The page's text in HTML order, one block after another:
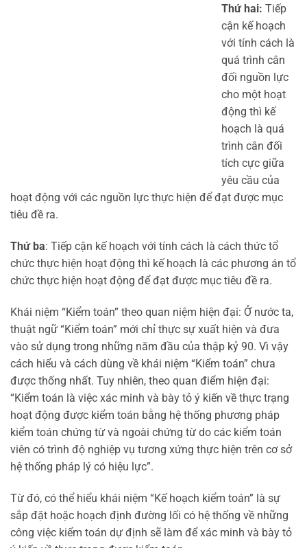
Thứ hai: Tiếp
cận kế hoạch
với tính cách là
quá trình cân
đối nguồn lực
cho một hoạt
động thì kế
hoạch là quá
trình cân đối
tích cực giữa
yêu cầu của
hoạt động với các nguồn lực thực hiện để đạt được mục
tiêu đề ra.
Thứ ba: Tiếp cận kế hoạch với tính cách là cách thức tổ
chức thực hiện hoạt động thì kế hoạch là các phương án tổ
chức thực hiện hoạt động để đạt được mục tiêu đề ra.
Khái niệm “Kiểm toán” theo quan niệm hiện đại: Ở nước ta,
thuật ngữ “Kiểm toán” mới chỉ thực sự xuất hiện và đưa
vào sử dụng trong những năm đầu của thập kỷ 90. Vì vậy
cách hiểu và cách dùng về khái niệm “Kiểm toán” chưa
được thống nhất. Tuy nhiên, theo quan điểm hiện đại:
“Kiểm toán là việc xác minh và bày tỏ ý kiến về thực trạng
hoạt động được kiểm toán bằng hệ thống phương pháp
kiểm toán chứng từ và ngoài chứng từ do các kiểm toán
viên có trình độ nghiệp vụ tương xứng thực hiện trên cơ sở
hệ thống pháp lý có hiệu lực”.
Từ đó, có thể hiểu khái niệm “Kế hoạch kiểm toán” là sự
sắp đặt hoặc hoạch định đường lối có hệ thống về những
công việc kiểm toán dự định sẽ làm để xác minh và bày tỏ